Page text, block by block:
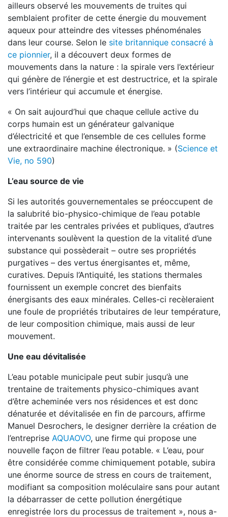
ailleurs observé les mouvements de truites qui
semblaient profiter de cette énergie du mouvement
aqueux pour atteindre des vitesses phénoménales
dans leur course. Selon le site britannique consacré à
ce pionnier, il a découvert deux formes de
mouvements dans la nature : la spirale vers l’extérieur
qui génère de l’énergie et est destructrice, et la spirale
vers l’intérieur qui accumule et énergise.
« On sait aujourd’hui que chaque cellule active du
corps humain est un générateur galvanique
d’électricité et que l’ensemble de ces cellules forme
une extraordinaire machine électronique. » (Science et
Vie, no 590)
L’eau source de vie
Si les autorités gouvernementales se préoccupent de
la salubrité bio-physico-chimique de l’eau potable
traitée par les centrales privées et publiques, d’autres
intervenants soulèvent la question de la vitalité d’une
substance qui possèderait – outre ses propriétés
purgatives – des vertus énergisantes et, même,
curatives. Depuis l’Antiquité, les stations thermales
fournissent un exemple concret des bienfaits
énergisants des eaux minérales. Celles-ci recèleraient
une foule de propriétés tributaires de leur température,
de leur composition chimique, mais aussi de leur
mouvement.
Une eau dévitalisée
L’eau potable municipale peut subir jusqu’à une
trentaine de traitements physico-chimiques avant
d’être acheminée vers nos résidences et est donc
dénaturée et dévitalisée en fin de parcours, affirme
Manuel Desrochers, le designer derrière la création de
l’entreprise AQUAOVO, une firme qui propose une
nouvelle façon de filtrer l’eau potable. « L’eau, pour
être considérée comme chimiquement potable, subira
une énorme source de stress en cours de traitement,
modifiant sa composition moléculaire sans pour autant
la débarrasser de cette pollution énergétique
enregistrée lors du processus de traitement », nous a-